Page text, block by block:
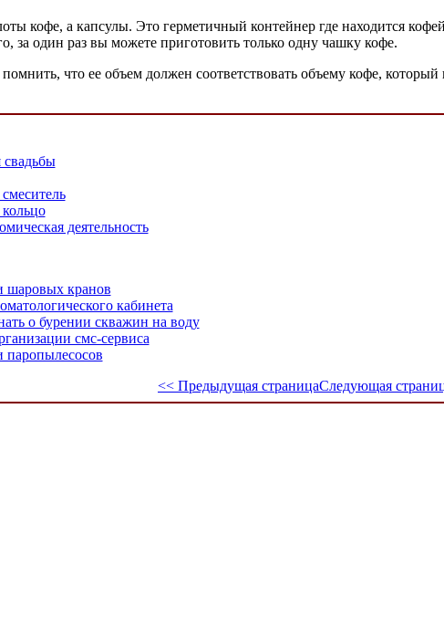
кофе, а капсулы. Это герметичный контейнер где находится
за один раз вы можете приготовить только одну чашку кофе.
что ее объем должен соответствовать объему кофе,
свадьбы
деятельность
шаровых кранов
кабинета
о бурении скважин на воду
смс-сервиса
паропылесосов
<< Предыдущая страницаСледующая